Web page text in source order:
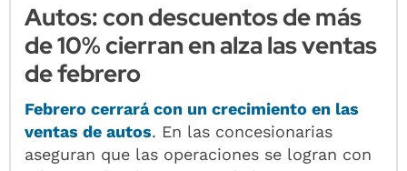
Autos: con descuentos de más
de 10% cierran en alza las ventas
de febrero
Febrero cerrará con un crecimiento en las
ventas de autos. En las concesionarias
aseguran que las operaciones se logran con